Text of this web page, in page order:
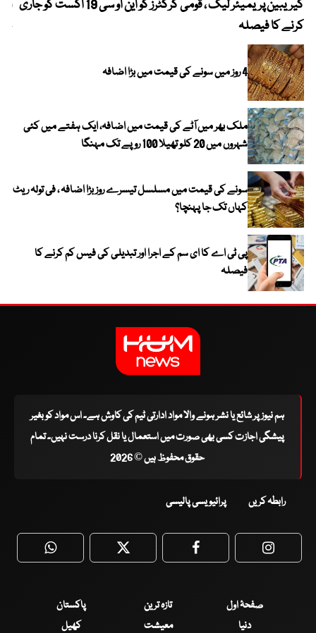
کیریبین پریمیئر لیگ ، قومی کرکٹرز کو این او سی 19 اگست کو جاری
کرنے کا فیصلہ
4 روز میں سونے کی قیمت میں بڑا اضافہ
ملک بھر میں آٹے کی قیمت میں اضافہ، ایک ہفتے میں کئی
شہروں میں 20 کلو تھیلا 100 روپے تک مہنگا
سونے کی قیمت میں مسلسل تیسرے روز بڑا اضافہ ، فی تولہ ریٹ
کہاں تک جا پہنچا؟
پی ٹی اے کا ای سم کے اجرا اور تبدیلی کی فیس کم کرنے کا
فیصلہ
ہم نیوز پر شائع یا نشر ہونے والا مواد ادارتی ٹیم کی کاوش ہے۔ اس مواد کو بغیر
پیشگی اجازت کسی بھی صورت میں استعمال یا نقل کرنا درست نہیں۔ تمام
حقوق محفوظ ہیں © 2026
رابطہ کریں پرائیویسی پالیسی
WhatsApp Twitter Facebook
صفحۂ اول تازہ ترین
پاکستان
دنیا
معیشت کھیل